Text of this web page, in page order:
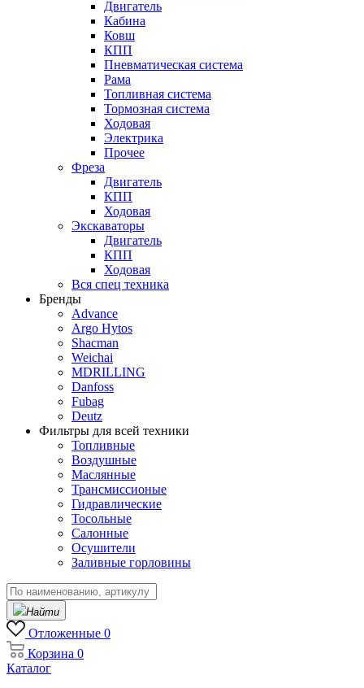
Двигатель
Кабина
Ковш
КПП
Пневматическая система
Рама
Топливная система
Тормозная система
Ходовая
Электрика
Прочее
Фреза
Двигатель
КПП
Ходовая
Экскаваторы
Двигатель
КПП
Ходовая
Вся спец техника
Бренды
Advance
Argo Hytos
Shacman
Weichai
MDRILLING
Danfoss
Fubag
Deutz
Фильтры для всей техники
Топливные
Воздушные
Маслянные
Трансмиссионые
Гидравлические
Тосольные
Салонные
Осушители
Заливные горловины
Найти
Отложенные 0
Корзина 0
Каталог